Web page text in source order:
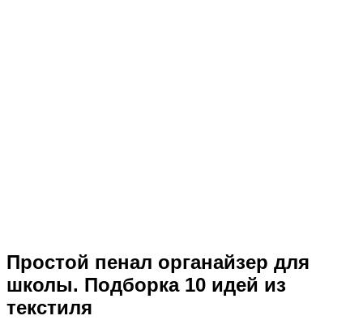
Простой пенал органайзер для
школы. Подборка 10 идей из
текстиля